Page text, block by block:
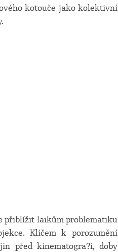
kotouče jako kolektivní
přiblížit laikům problematiku
Klíčem k porozumění
před kinematogra?í, doby